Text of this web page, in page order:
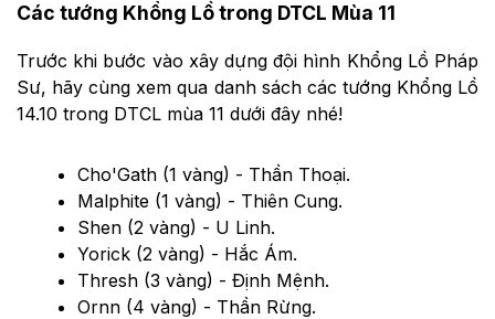
Các tướng Khổng Lồ trong DTCL Mùa 11
Trước khi bước vào xây dựng đội hình Khổng Lồ Pháp
Sư, hãy cùng xem qua danh sách các tướng Khổng Lồ
14.10 trong DTCL mùa 11 dưới đây nhé!
Cho'Gath (1 vàng) - Thần Thoại.
Malphite (1 vàng) - Thiên Cung.
Shen (2 vàng) - U Linh.
Yorick (2 vàng) - Hắc Ám.
Thresh (3 vàng) - Định Mệnh.
Ornn (4 vàng) - Thần Rừng.